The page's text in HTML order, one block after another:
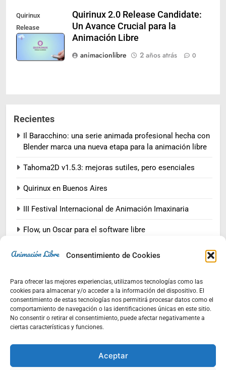
Consentimiento de Cookies
Para ofrecer las mejores experiencias, utilizamos tecnologías como las
cookies para almacenar y/o acceder a la información del dispositivo. El
consentimiento de estas tecnologías nos permitirá procesar datos como el
comportamiento de navegación o las identificaciones únicas en este sitio.
No consentir o retirar el consentimiento, puede afectar negativamente a
ciertas características y funciones.
Aceptar
Quirinux
Release
Candidate 2024
Quirinux 2.0 Release Candidate:
Un Avance Crucial para la
Animación Libre
animacionlibre
2 años atrás 0
Recientes
Il Baracchino: una serie animada profesional hecha con
Blender marca una nueva etapa para la animación libre
Tahoma2D v1.5.3: mejoras sutiles, pero esenciales
Quirinux en Buenos Aires
III Festival Internacional de Animación Imaxinaria
Flow, un Oscar para el software libre
animacionlibreenTahoma2D, la opción a DragonFrame:
con escalas y soporte SDLR
escalas y soporte SDLR